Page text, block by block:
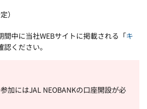
）
間中に当社WEBサイトに掲載される「キ
認ください。
加にはJAL NEOBANKの口座開設が必